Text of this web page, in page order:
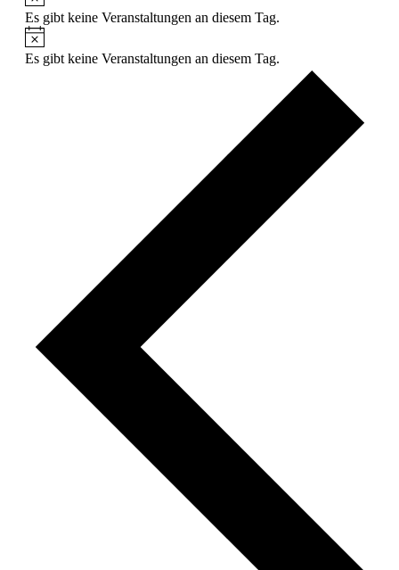
Es gibt keine Veranstaltungen an diesem Tag.
Hinweis
Es gibt keine Veranstaltungen an diesem Tag.